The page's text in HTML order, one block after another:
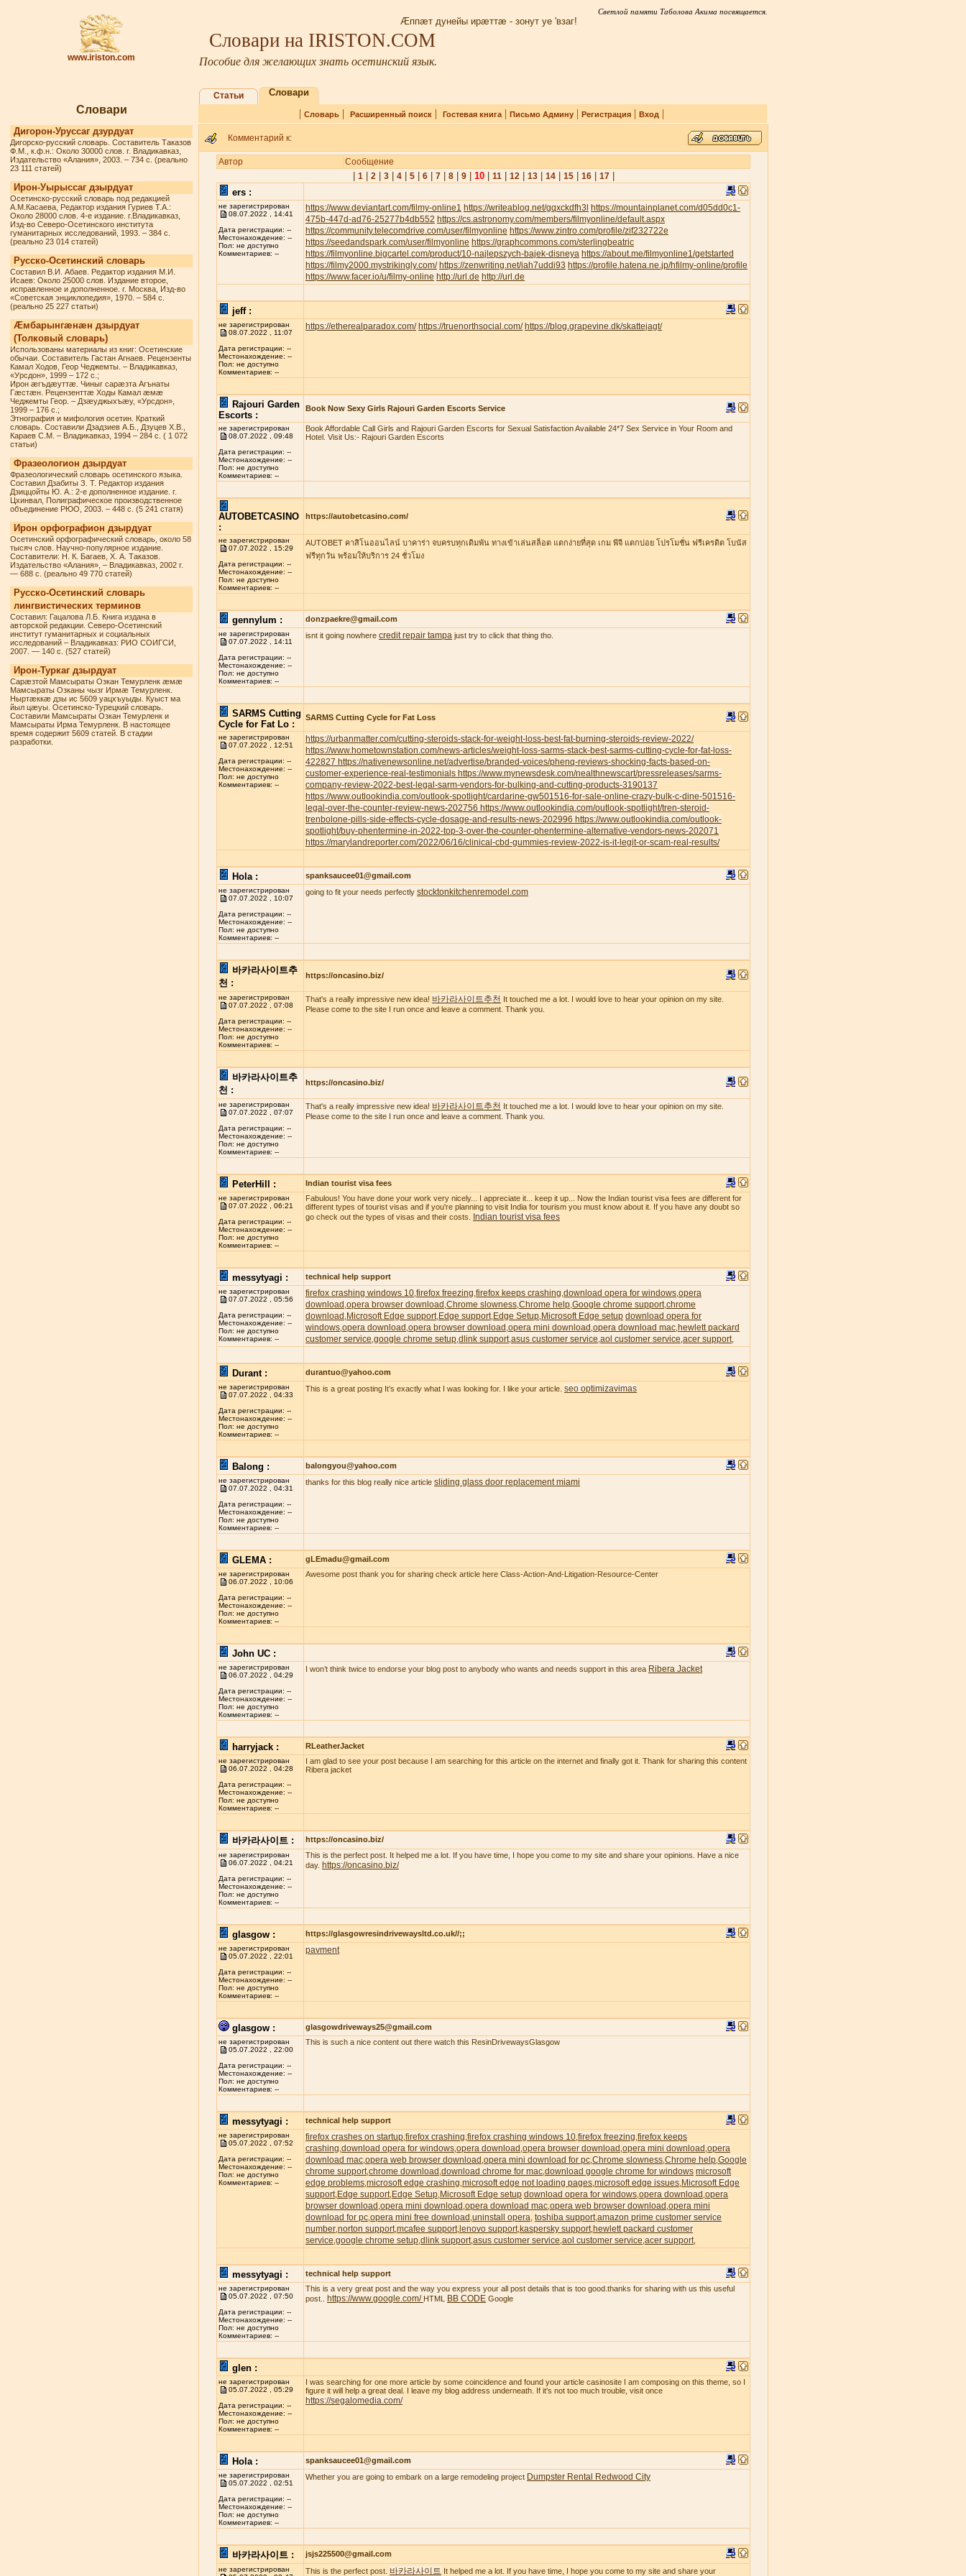
www.iriston.com
Светлой памяти Таболова Акима посвящается.
Æппæт дунейы ирæттæ - зонут уе 'взаг!
Словари на IRISTON.COM
Пособие для желающих знать осетинский язык.
Словари
Дигорон-Уруссаг дзурдуат
Дигорско-русский словарь. Составитель Таказов
Ф.М., к.ф.н.: Около 30000 слов. г. Владикавказ,
Издательство «Алания», 2003. – 734 с. (реально
23 111 статей)
Ирон-Уырыссаг дзырдуат
Осетинско-русский словарь под редакцией
А.М.Касаева, Редактор издания Гуриев Т.А.:
Около 28000 слов. 4-е издание. г.Владикавказ,
Изд-во Северо-Осетинского института
гуманитарных исследований, 1993. – 384 с.
(реально 23 014 статей)
Русско-Осетинский словарь
Составил В.И. Абаев. Редактор издания М.И.
Исаев: Около 25000 слов. Издание второе,
исправленное и дополненное. г. Москва, Изд-во
«Советская энциклопедия», 1970. – 584 с.
(реально 25 227 статьи)
Æмбарынгæнæн дзырдуат
(Толковый словарь)
Использованы материалы из книг: Осетинские
обычаи. Составитель Гастан Агнаев. Рецензенты
Камал Ходов, Геор Чеджемты. – Владикавказ,
«Урсдон», 1999 – 172 с.;
Ирон æгъдæуттæ. Чиныг сарæзта Агънаты
Гæстæн. Рецензенттæ Ходы Камал æмæ
Чеджемты Геор. – Дзæуджыхъæу, «Урсдон»,
1999 – 176 с.;
Этнография и мифология осетин. Краткий
словарь. Составили Дзадзиев А.Б., Дзуцев Х.В.,
Караев С.М. – Владикавказ, 1994 – 284 с. ( 1 072
статьи)
Фразеологион дзырдуат
Фразеологический словарь осетинского языка.
Составил Дзабиты З. Т. Редактор издания
Дзиццойты Ю. А.: 2-е дополненное издание. г.
Цхинвал, Полиграфическое производственное
объединение РЮО, 2003. – 448 с. (5 241 статя)
Ирон орфографион дзырдуат
Осетинский орфографический словарь, около 58
тысяч слов. Научно-популярное издание.
Составители: Н. К. Багаев, Х. А. Таказов.
Издательство «Алания», – Владикавказ, 2002 г.
— 688 с. (реально 49 770 статей)
Русско-Осетинский словарь
лингвистических терминов
Составил: Гацалова Л.Б. Книга издана в
авторской редакции. Северо-Осетинский
институт гуманитарных и социальных
исследований – Владикавказ: РИО СОИГСИ,
2007. — 140 с. (527 статей)
Ирон-Туркаг дзырдуат
Сарæзтой Мамсыраты Озкан Темурленк æмæ
Мамсыраты Озканы чызг Ирмæ Темурленк.
Ныртæккæ дзы ис 5609 уацхъуыды. Куыст ма
йыл цæуы. Осетинско-Турецкий словарь.
Составили Мамсыраты Озкан Темурленк и
Мамсыраты Ирма Темурленк. В настоящее
время содержит 5609 статей. В стадии
разработки.
Статьи Словари
| Словарь| Расширенный поиск| Гостевая книга| Письмо Админу| Регистрация| Вход |
Комментарий к:
Автор Сообщение
1| 2| 3| 4| 5| 6| 7| 8| 9| 10| 11| 12| 13| 14| 15| 16| 17|
ers :
не зарегистрирован
08.07.2022 , 14:41
Дата регистрации: --
Местонахождение: --
Пол: не доступно
Комментариев: --
https://www.deviantart.com/filmy-online1 https://writeablog.net/gqxckdfh3l
https://mountainplanet.com/d05dd0c1-
475b-447d-ad76-25277b4db552 https://cs.astronomy.com/members/filmyonline/default.aspx
https://community.telecomdrive.com/user/filmyonline https://www.zintro.com/profile/zif232722e
https://seedandspark.com/user/filmyonline https://graphcommons.com/sterlingbeatric
https://filmyonline.bigcartel.com/product/10-najlepszych-bajek-disneya https://about.me/filmyonline1/getstarted
https://filmy2000.mystrikingly.com/ https://zenwriting.net/iah7uddi93 https://profile.hatena.ne.jp/hfilmy-online/profile
https://www.facer.io/u/filmy-online http://url.de http://url.de
jeff :
не зарегистрирован
08.07.2022 , 11:07
Дата регистрации: --
Местонахождение: --
Пол: не доступно
Комментариев: --
https://etherealparadox.com/ https://truenorthsocial.com/ https://blog.grapevine.dk/skattejagt/
Rajouri Garden
Escorts :
Book Now Sexy Girls Rajouri Garden Escorts Service
не зарегистрирован
08.07.2022 , 09:48
Дата регистрации: --
Местонахождение: --
Пол: не доступно
Комментариев: --
Book Affordable Call Girls and Rajouri Garden Escorts for Sexual Satisfaction Available 24*7 Sex Service in Your Room and
Hotel. Visit Us:- Rajouri Garden Escorts
AUTOBETCASINO
:
https://autobetcasino.com/
не зарегистрирован
07.07.2022 , 15:29
Дата регистрации: --
Местонахождение: --
Пол: не доступно
Комментариев: --
AUTOBET คาสิโนออนไลน์ บาคาร่า จบครบทุกเดิมพัน ทางเข้าเล่นสล็อต แตกง่ายที่สุด เกม พีจี แตกบ่อย โปรโมชั่น ฟรีเครดิต โบนัส
ฟรีทุกวัน พร้อมให้บริการ 24 ชั่วโมง
gennylum : donzpaekre@gmail.com
не зарегистрирован
07.07.2022 , 14:11
Дата регистрации: --
Местонахождение: --
Пол: не доступно
Комментариев: --
isnt it going nowhere credit repair tampa just try to click that thing tho.
SARMS Cutting
Cycle for Fat Lo :
SARMS Cutting Cycle for Fat Loss
не зарегистрирован
07.07.2022 , 12:51
Дата регистрации: --
Местонахождение: --
Пол: не доступно
Комментариев: --
https://urbanmatter.com/cutting-steroids-stack-for-weight-loss-best-fat-burning-steroids-review-2022/
https://www.hometownstation.com/news-articles/weight-loss-sarms-stack-best-sarms-cutting-cycle-for-fat-loss-
422827 https://nativenewsonline.net/advertise/branded-voices/phenq-reviews-shocking-facts-based-on-
customer-experience-real-testimonials https://www.mynewsdesk.com/nealthnewscart/pressreleases/sarms-
company-review-2022-best-legal-sarm-vendors-for-bulking-and-cutting-products-3190137
https://www.outlookindia.com/outlook-spotlight/cardarine-gw501516-for-sale-online-crazy-bulk-c-dine-501516-
legal-over-the-counter-review-news-202756 https://www.outlookindia.com/outlook-spotlight/tren-steroid-
trenbolone-pills-side-effects-cycle-dosage-and-results-news-202996 https://www.outlookindia.com/outlook-
spotlight/buy-phentermine-in-2022-top-3-over-the-counter-phentermine-alternative-vendors-news-202071
https://marylandreporter.com/2022/06/16/clinical-cbd-gummies-review-2022-is-it-legit-or-scam-real-results/
Hola : spanksaucee01@gmail.com
не зарегистрирован
07.07.2022 , 10:07
Дата регистрации: --
Местонахождение: --
Пол: не доступно
Комментариев: --
going to fit your needs perfectly stocktonkitchenremodel.com
바카라사이트추
천 :
https://oncasino.biz/
не зарегистрирован
07.07.2022 , 07:08
Дата регистрации: --
Местонахождение: --
Пол: не доступно
Комментариев: --
That's a really impressive new idea! 바카라사이트추천 It touched me a lot. I would love to hear your opinion on my site.
Please come to the site I run once and leave a comment. Thank you.
바카라사이트추
천 :
https://oncasino.biz/
не зарегистрирован
07.07.2022 , 07:07
Дата регистрации: --
Местонахождение: --
Пол: не доступно
Комментариев: --
That's a really impressive new idea! 바카라사이트추천 It touched me a lot. I would love to hear your opinion on my site.
Please come to the site I run once and leave a comment. Thank you.
PeterHill : Indian tourist visa fees
не зарегистрирован
07.07.2022 , 06:21
Дата регистрации: --
Местонахождение: --
Пол: не доступно
Комментариев: --
Fabulous! You have done your work very nicely... I appreciate it... keep it up... Now the Indian tourist visa fees are different for
different types of tourist visas and if you're planning to visit India for tourism you must know about it. If you have any doubt so
go check out the types of visas and their costs.
Indian tourist visa fees
messytyagi : technical help support
не зарегистрирован
07.07.2022 , 05:56
Дата регистрации: --
Местонахождение: --
Пол: не доступно
Комментариев: --
firefox crashing windows 10 firefox freezing firefox keeps crashing download opera for windows opera
download opera browser download Chrome slowness Chrome help Google chrome support,chrome
download Microsoft Edge support, Edge support, Edge Setup Microsoft Edge setup download opera for
windows opera download opera browser download opera mini download opera download mac hewlett packard
customer service google chrome setup dlink support,asus customer service aol customer service acer support,
Durant : durantuo@yahoo.com
не зарегистрирован
07.07.2022 , 04:33
Дата регистрации: --
Местонахождение: --
Пол: не доступно
Комментариев: --
This is a great posting It’s exactly what I was looking for. I like your article. seo optimizavimas
Balong : balongyou@yahoo.com
не зарегистрирован
07.07.2022 , 04:31
Дата регистрации: --
Местонахождение: --
Пол: не доступно
Комментариев: --
thanks for this blog really nice article sliding glass door replacement miami
GLEMA : gLEmadu@gmail.com
не зарегистрирован
06.07.2022 , 10:06
Дата регистрации: --
Местонахождение: --
Пол: не доступно
Комментариев: --
Awesome post thank you for sharing check article here Class-Action-And-Litigation-Resource-Center
John UC :
не зарегистрирован
06.07.2022 , 04:29
Дата регистрации: --
Местонахождение: --
Пол: не доступно
Комментариев: --
I won’t think twice to endorse your blog post to anybody who wants and needs support in this area Ribera Jacket
harryjack : RLeatherJacket
не зарегистрирован
06.07.2022 , 04:28
Дата регистрации: --
Местонахождение: --
Пол: не доступно
Комментариев: --
I am glad to see your post because I am searching for this article on the internet and finally got it. Thank for sharing this content
Ribera jacket
바카라사이트 : https://oncasino.biz/
не зарегистрирован
06.07.2022 , 04:21
Дата регистрации: --
Местонахождение: --
Пол: не доступно
Комментариев: --
This is the perfect post. It helped me a lot. If you have time, I hope you come to my site and share your opinions. Have a nice
day. https://oncasino.biz/
glasgow : https://glasgowresindrivewaysltd.co.uk//;;
не зарегистрирован
05.07.2022 , 22:01
Дата регистрации: --
Местонахождение: --
Пол: не доступно
Комментариев: --
pavment
glasgow : glasgowdriveways25@gmail.com
не зарегистрирован
05.07.2022 , 22:00
Дата регистрации: --
Местонахождение: --
Пол: не доступно
Комментариев: --
This is such a nice content out there watch this ResinDrivewaysGlasgow
messytyagi : technical help support
не зарегистрирован
05.07.2022 , 07:52
Дата регистрации: --
Местонахождение: --
Пол: не доступно
Комментариев: --
firefox crashes on startup firefox crashing firefox crashing windows 10 firefox freezing firefox keeps
crashing download opera for windows opera download opera browser download opera mini download opera
download mac opera web browser download opera mini download for pc Chrome slowness Chrome help Google
chrome support chrome download download chrome for mac download google chrome for windows microsoft
edge problems microsoft edge crashing microsoft edge not loading pages microsoft edge issues Microsoft Edge
support Edge support Edge Setup Microsoft Edge setup download opera for windows opera download opera
browser download opera mini download opera download mac opera web browser download opera mini
download for pc opera mini free download uninstall opera toshiba support amazon prime customer service
number norton support mcafee support lenovo support kaspersky support hewlett packard customer
service google chrome setup dlink support asus customer service aol customer service acer support
messytyagi : technical help support
не зарегистрирован
05.07.2022 , 07:50
Дата регистрации: --
Местонахождение: --
Пол: не доступно
Комментариев: --
This is a very great post and the way you express your all post details that is too good.thanks for sharing with us this useful
post..
https://www.google.com/ HTML BB CODE Google
glen :
не зарегистрирован
05.07.2022 , 05:29
Дата регистрации: --
Местонахождение: --
Пол: не доступно
Комментариев: --
I was searching for one more article by some coincidence and found your article casinosite I am composing on this theme, so I
figure it will help a great deal. I leave my blog address underneath. If it's not too much trouble, visit once
https://segalomedia.com/
Hola : spanksaucee01@gmail.com
не зарегистрирован
05.07.2022 , 02:51
Дата регистрации: --
Местонахождение: --
Пол: не доступно
Комментариев: --
Whether you are going to embark on a large remodeling project Dumpster Rental Redwood City
바카라사이트 : jsjs225500@gmail.com
не зарегистрирован
This is the perfect post. 바카라사이트 It helped me a lot. If you have time, I hope you come to my site and share your